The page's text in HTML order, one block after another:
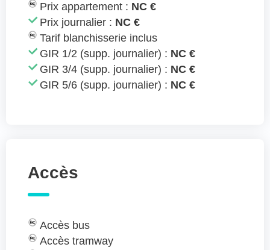
Prix appartement : NC €
Prix journalier : NC €
Tarif blanchisserie inclus
GIR 1/2 (supp. journalier) : NC €
GIR 3/4 (supp. journalier) : NC €
GIR 5/6 (supp. journalier) : NC €
Accès
Accès bus
Accès tramway